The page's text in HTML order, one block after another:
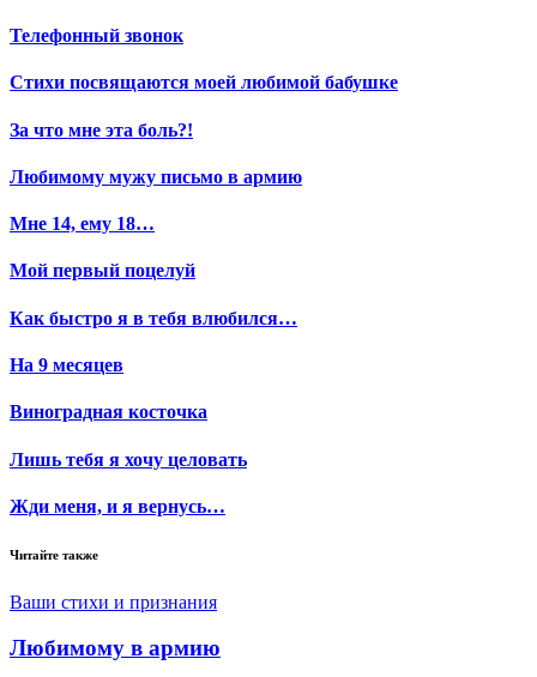
Телефонный звонок
Стихи посвящаются моей любимой бабушке
За что мне эта боль?!
Любимому мужу письмо в армию
Мне 14, ему 18…
Мой первый поцелуй
Как быстро я в тебя влюбился…
На 9 месяцев
Виноградная косточка
Лишь тебя я хочу целовать
Жди меня, и я вернусь…
Читайте также
Ваши стихи и признания
Любимому в армию